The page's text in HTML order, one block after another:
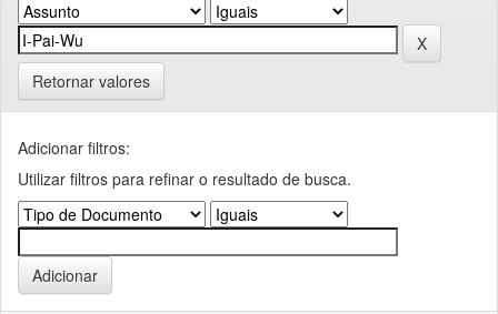
Retornar valores
Adicionar filtros:
Utilizar filtros para refinar o resultado de busca.